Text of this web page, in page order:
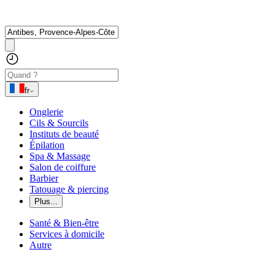
fr
Onglerie
Cils & Sourcils
Instituts de beauté
Épilation
Spa & Massage
Salon de coiffure
Barbier
Tatouage & piercing
Plus...
Santé & Bien-être
Services à domicile
Autre